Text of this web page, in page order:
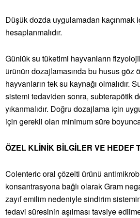
Düşük dozda uygulamadan kaçınmak
hesaplanmalıdır.
Günlük su tüketimi hayvanların
ürünün dozajlamasında bu husus göz
hayvanların tek su kaynağı olmalıdır.
sistemi tedaviden sonra, subterapötik
yıkanmalıdır. Doğru dozajlama için
için gerekli olan minimum süre
ÖZEL KLİNİK BİLGİLER VE HEDEF
Colenteric oral çözelti ürünü
konsantrasyona bağlı olarak Gram
zayıf emilim nedeniyle sindirim
tedavi süresinin aşılması tavsiye